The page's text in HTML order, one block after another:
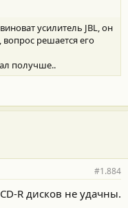
усилитель JBL, он
вопрос решается его
получше..
#1.884
R дисков не удачны.